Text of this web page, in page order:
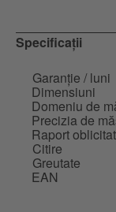
Specificații
Garanție / luni
Dimensiuni
Domeniu de
Precizia de
Raport
Citire
Greutate
EAN